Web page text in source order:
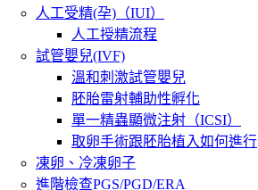
人工受精(孕)（IUI）
人工授精流程
試管嬰兒(IVF)
溫和刺激試管嬰兒
胚胎雷射輔助性孵化
單一精蟲顯微注射（ICSI）
取卵手術跟胚胎植入如何進行
凍卵、冷凍卵子
進階檢查PGS/PGD/ERA